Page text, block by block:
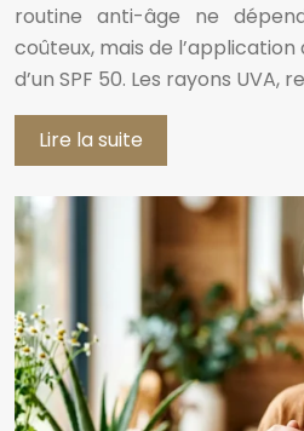
routine anti-âge ne
coûteux, mais de
d’un SPF 50. Les rayons UVA,
Lire la suite